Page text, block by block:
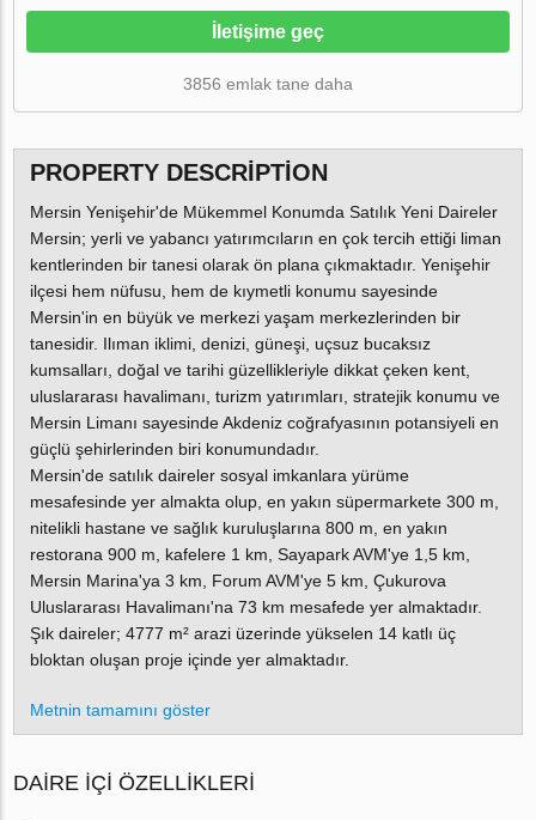
İletişime geç
3856 emlak tane daha
PROPERTY DESCRIPTION
Mersin Yenişehir'de Mükemmel Konumda Satılık Yeni Daireler
Mersin; yerli ve yabancı yatırımcıların en çok tercih ettiği liman
kentlerinden bir tanesi olarak ön plana çıkmaktadır. Yenişehir
ilçesi hem nüfusu, hem de kıymetli konumu sayesinde
Mersin'in en büyük ve merkezi yaşam merkezlerinden bir
tanesidir. Ilıman iklimi, denizi, güneşi, uçsuz bucaksız
kumsalları, doğal ve tarihi güzellikleriyle dikkat çeken kent,
uluslararası havalimanı, turizm yatırımları, stratejik konumu ve
Mersin Limanı sayesinde Akdeniz coğrafyasının potansiyeli en
güçlü şehirlerinden biri konumundadır.
Mersin'de satılık daireler sosyal imkanlara yürüme
mesafesinde yer almakta olup, en yakın süpermarkete 300 m,
nitelikli hastane ve sağlık kuruluşlarına 800 m, en yakın
restorana 900 m, kafelere 1 km, Sayapark AVM'ye 1,5 km,
Mersin Marina'ya 3 km, Forum AVM'ye 5 km, Çukurova
Uluslararası Havalimanı'na 73 km mesafede yer almaktadır.
Şık daireler; 4777 m² arazi üzerinde yükselen 14 katlı üç
bloktan oluşan proje içinde yer almaktadır.
Metnin tamamını göster
DAIRE IÇI ÖZELLIKLERI